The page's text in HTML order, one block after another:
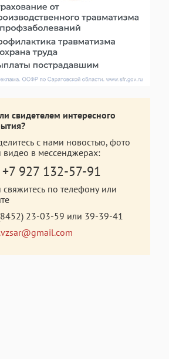
свидетелем интересного
с нами новостью, фото
видео в мессенджерах:
+7 927 132-57-91
свяжитесь по телефону или
23-03-59 или 39-39-41